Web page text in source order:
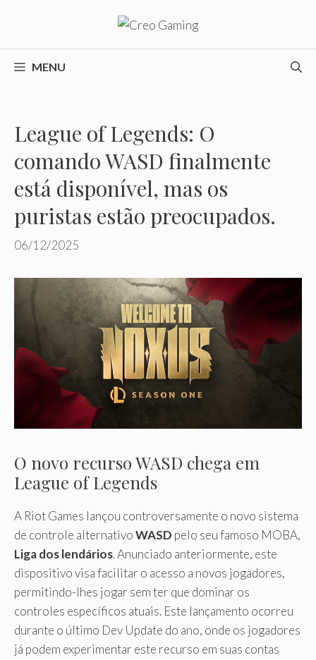
o
conteúdoMENU
League of Legends: O
comando WASD finalmente
está disponível, mas os
puristas estão preocupados.
06/12/2025
O novo recurso WASD chega em
League of Legends
A Riot Games lançou controversamente o novo sistema
de controle alternativoWASD pelo seu famoso MOBA,
Liga dos lendários. Anunciado anteriormente, este
dispositivo visa facilitar o acesso a novos jogadores,
permitindo-lhes jogar sem ter que dominar os
controles específicos atuais. Este lançamento ocorreu
durante o último Dev Update do ano, onde os jogadores
já podem experimentar este recurso em suas contas